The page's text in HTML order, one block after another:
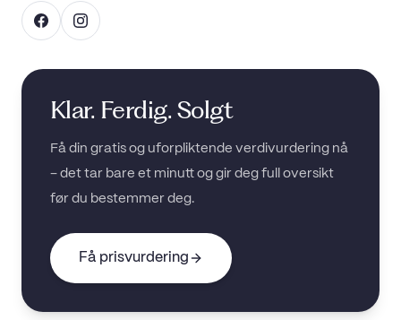
Klar. Ferdig. Solgt
Få din gratis og uforpliktende verdivurdering nå
– det tar bare et minutt og gir deg full oversikt
før du bestemmer deg.
Få prisvurdering